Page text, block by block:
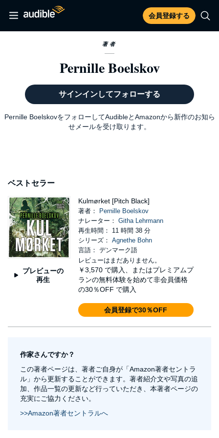
会員登録する
著者
Pernille Boelskov
サインインしてフォローする
Pernille BoelskovをフォローしてAudibleとAmazonから新作のお知ら
せメールを受け取ります。
ベストセラー
プレビューの
再生
Kulmørket [Pitch Black]
著者：
Pernille Boelskov
ナレーター： Githa Lehrmann
再生時間： 11 時間 38 分
シリーズ： Agnethe Bohn
言語： デンマーク語
レビューはまだありません。
￥3,570 で購入、またはプレミアムプ
ランの無料体験を始めて非会員価格
の30％OFF で購入
会員登録で30％OFF
作家さんですか？
この著者ページは、著者ご自身が「Amazon著者セントラ
ル」から更新することができます。著者紹介文や写真の追
加、作品一覧の更新など行っていただき、本著者ページの
充実にご協力ください。
>>Amazon著者セントラルへ